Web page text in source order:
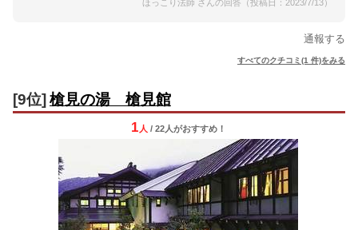
ほっこり法師 さんの回答（投稿日：2023/7/13）
通報する
すべてのクチコミ(1 件)をみる
[9位] 槍見の湯 槍見館
1 人 / 22人がおすすめ！